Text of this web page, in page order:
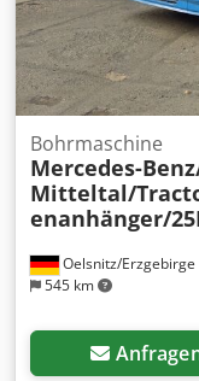
Oelsnitz/Erzgebirge
545 km
Bohrmaschine
Mercedes-
Mitteltal/
enanhänger/